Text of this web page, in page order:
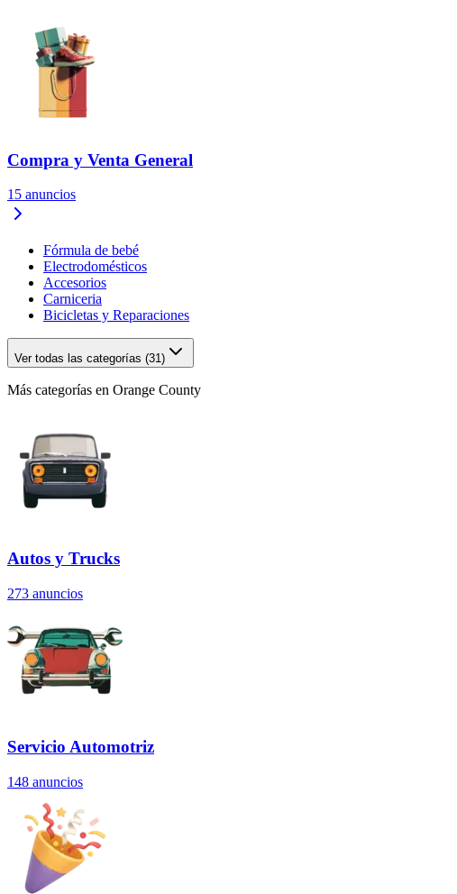
Compra y Venta General
15 anuncios
Fórmula de bebé
Electrodomésticos
Accesorios
Carniceria
Bicicletas y Reparaciones
Ver todas las categorías (31)
Más categorías en Orange County
Autos y Trucks
273 anuncios
Servicio Automotriz
148 anuncios